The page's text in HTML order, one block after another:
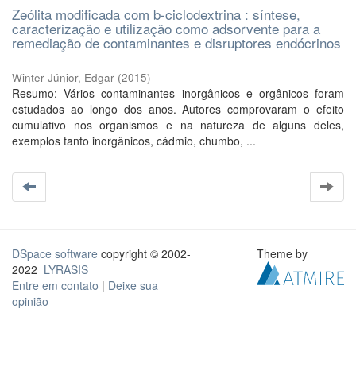
Zeólita modificada com b-ciclodextrina : síntese,
caracterização e utilização como adsorvente para a
remediação de contaminantes e disruptores endócrinos
Winter Júnior, Edgar (2015)
Resumo: Vários contaminantes inorgânicos e orgânicos foram
estudados ao longo dos anos. Autores comprovaram o efeito
cumulativo nos organismos e na natureza de alguns deles,
exemplos tanto inorgânicos, cádmio, chumbo, ...
DSpace software copyright © 2002-
2022 LYRASIS
Entre em contato | Deixe sua
opinião
Theme by